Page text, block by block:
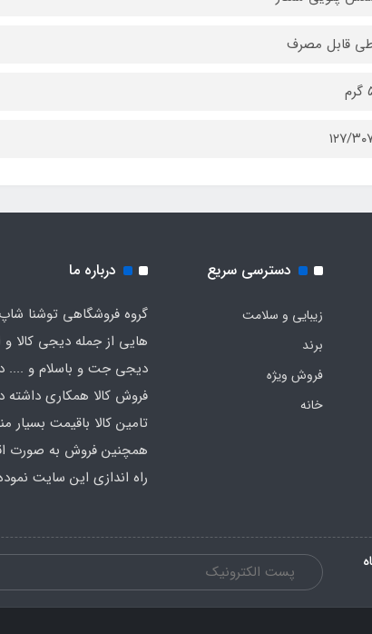
قابل مصرف
۳۰۷۱۳
دسترسی سریع
زیبایی و سلامت
برند
فروش ویژه
خانه
درباره ما
گروه فروشگاهی توشنا
هایی از جمله دیجی کالا
دیجی جت و باسلام و ....
فروش کالا همکاری داشته
تامین کالا باقیمت بسیار
همچنین فروش به صورت
راه اندازی این سایت